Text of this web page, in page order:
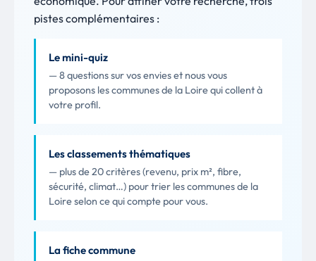
pistes complémentaires :
Le mini-quiz
— 8 questions sur vos envies et nous vous
proposons les communes de la Loire qui collent à
votre profil.
Les classements thématiques
— plus de 20 critères (revenu, prix m², fibre,
sécurité, climat…) pour trier les communes de la
Loire selon ce qui compte pour vous.
La fiche commune